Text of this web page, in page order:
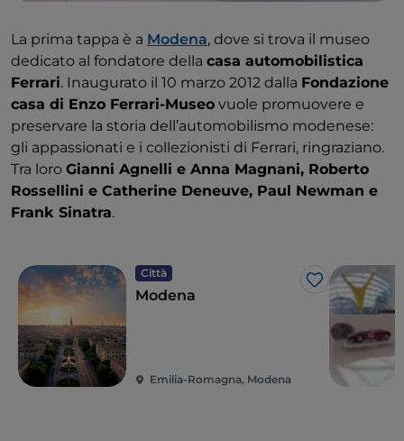
La prima tappa è a Modena, dove si trova il museo
dedicato al fondatore della casa automobilistica
Ferrari. Inaugurato il 10 marzo 2012 dalla Fondazione
casa di Enzo Ferrari-Museo vuole promuovere e
preservare la storia dell’automobilismo modenese:
gli appassionati e i collezionisti di Ferrari, ringraziano.
Tra loro Gianni Agnelli e Anna Magnani, Roberto
Rossellini e Catherine Deneuve, Paul Newman e
Frank Sinatra.
Città
Like
Modena
Emilia-Romagna, Modena